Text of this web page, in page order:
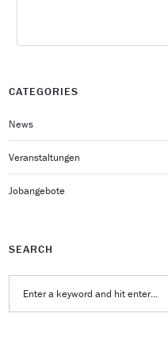
CATEGORIES
News
Veranstaltungen
Jobangebote
SEARCH